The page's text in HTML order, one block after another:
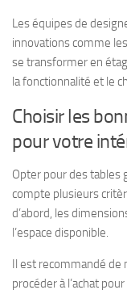
Les équipes de
innovations comme
se transformer en
la fonctionnalité et le
Choisir les
pour votre
Opter pour des tables
compte plusieurs
d’abord, les
l’espace disponible.
Il est recommandé de
procéder à l’achat